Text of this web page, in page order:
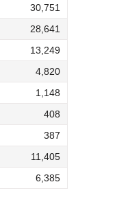
30,751
28,641
13,249
4,820
1,148
408
387
11,405
6,385